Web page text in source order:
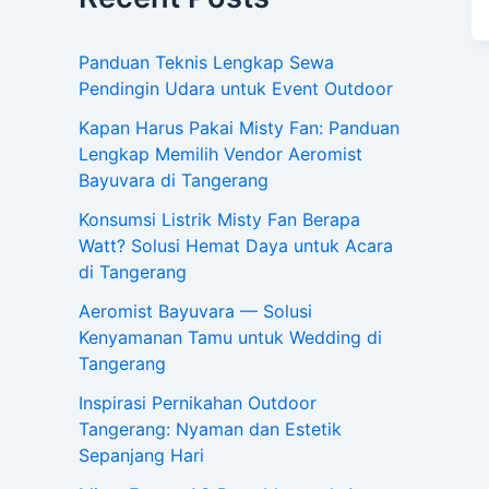
Panduan Teknis Lengkap Sewa
Pendingin Udara untuk Event Outdoor
Kapan Harus Pakai Misty Fan: Panduan
Lengkap Memilih Vendor Aeromist
Bayuvara di Tangerang
Konsumsi Listrik Misty Fan Berapa
Watt? Solusi Hemat Daya untuk Acara
di Tangerang
Aeromist Bayuvara — Solusi
Kenyamanan Tamu untuk Wedding di
Tangerang
Inspirasi Pernikahan Outdoor
Tangerang: Nyaman dan Estetik
Sepanjang Hari